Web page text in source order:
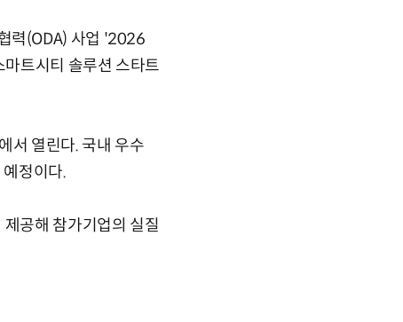
력(ODA) 사업 '2026
트시티 솔루션 스타트
서 열린다. 국내 우수
정이다.
공해 참가기업의 실질